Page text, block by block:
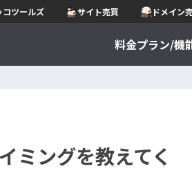
コツールズ サイト売買 ドメイン
料金プラン/機
ミングを教えてく